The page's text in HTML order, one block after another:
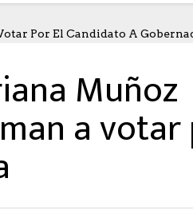
Por El Candidato A
Muñoz
a votar